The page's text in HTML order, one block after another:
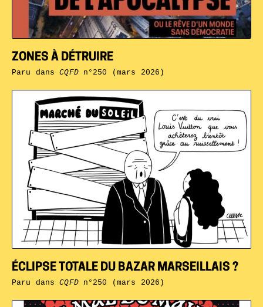
ÉCLIPSE TOTALE DU BAZAR MARSEILLAIS ?
Paru dansCQFDn°250 (mars 2026)
ZONES À DÉTRUIRE
Paru dansCQFDn°250 (mars 2026)